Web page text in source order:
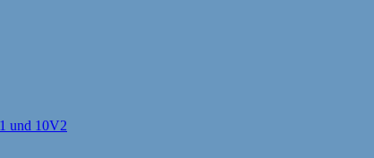
und 10V2